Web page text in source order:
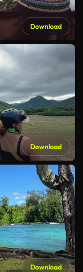
Download
Download
Download